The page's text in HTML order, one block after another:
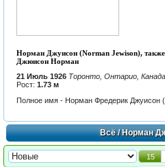
Норман Джуисон (Norman Jewison),
Джюисон Норман
21 Июль 1926 Торонто, Онтарио, Канада
Рост: 1.73 м
Полное имя - Норман Фредерик Джуисон
Всё/ Норман
15